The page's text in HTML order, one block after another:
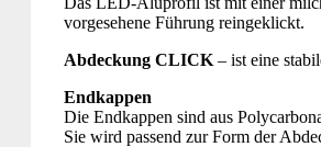
vorgesehene Führung reingeklickt.
Abdeckung CLICK – ist eine
Endkappen
Die Endkappen sind aus
Sie wird passend zur Form der